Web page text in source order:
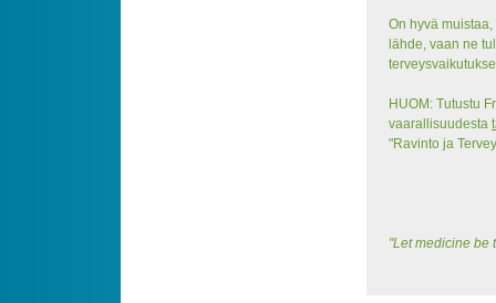
On hyvä
lähde, vaan ne
HUOM: Tutustu
vaarallisuudesta
"Ravinto ja
"Let medicine be